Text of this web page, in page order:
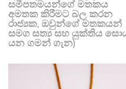
සමීපතමයන්ගේ මතකය
අමතක කිරීමට බල කරන
රාජ්‍යක, ඔවුන්ගේ මතකයන්
සමග සත්‍ය සහ යුක්තිය
යන ගමන් ගැන)